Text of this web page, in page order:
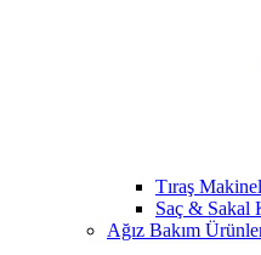
Tıraş
Saç & Sakal
Ağız Bakım